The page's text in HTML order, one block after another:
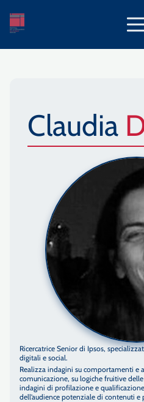
Claudia
Ricercatrice Senior di Ipsos,
digitali e social.
Realizza indagini su comportamenti
comunicazione, su logiche fruitive
indagini di profilazione e
dell’audience potenziale di contenuti